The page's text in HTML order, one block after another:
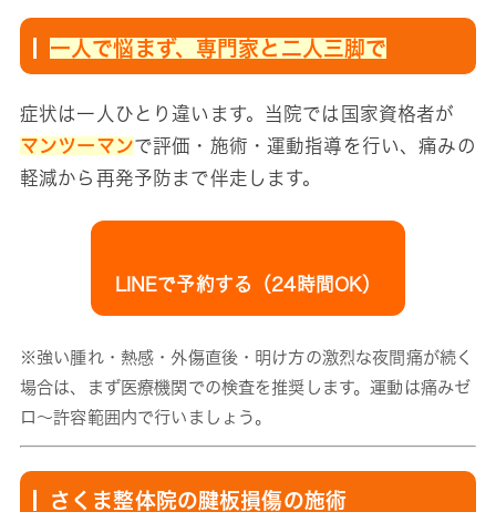
一人で悩まず、専門家と二人三脚で
症状は一人ひとり違います。当院では国家資格者が
マンツーマンで評価・施術・運動指導を行い、痛みの
軽減から再発予防まで伴走します。
LINEで予約する（24時間OK）
※強い腫れ・熱感・外傷直後・明け方の激烈な夜間痛が続く
場合は、まず医療機関での検査を推奨します。運動は痛みゼ
ロ〜許容範囲内で行いましょう。
さくま整体院の腱板損傷の施術